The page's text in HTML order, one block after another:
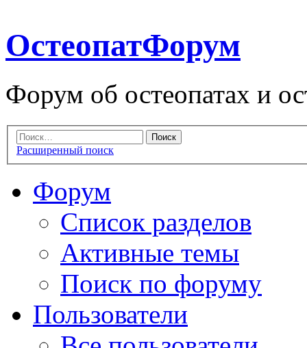
ОстеопатФорум
Форум об остеопатах и
Расширенный поиск
Форум
Список разделов
Активные темы
Поиск по форуму
Пользователи